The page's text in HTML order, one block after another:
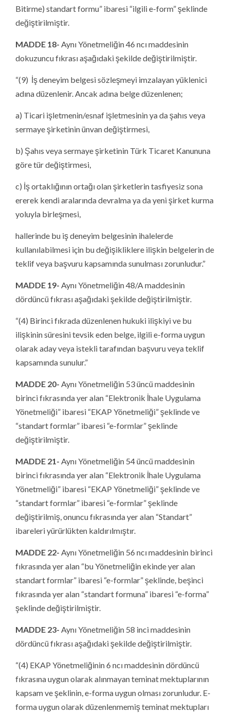
Bitirme) standart formu” ibaresi “ilgili e-form” şeklinde
değiştirilmiştir.
MADDE 18- Aynı Yönetmeliğin 46 ncı maddesinin
dokuzuncu fıkrası aşağıdaki şekilde değiştirilmiştir.
“(9) İş deneyim belgesi sözleşmeyi imzalayan yüklenici
adına düzenlenir. Ancak adına belge düzenlenen;
a) Ticari işletmenin/esnaf işletmesinin ya da şahıs veya
sermaye şirketinin ünvan değiştirmesi,
b) Şahıs veya sermaye şirketinin Türk Ticaret Kanununa
göre tür değiştirmesi,
c) İş ortaklığının ortağı olan şirketlerin tasfiyesiz sona
ererek kendi aralarında devralma ya da yeni şirket kurma
yoluyla birleşmesi,
hallerinde bu iş deneyim belgesinin ihalelerde
kullanılabilmesi için bu değişikliklere ilişkin belgelerin de
teklif veya başvuru kapsamında sunulması zorunludur.”
MADDE 19- Aynı Yönetmeliğin 48/A maddesinin
dördüncü fıkrası aşağıdaki şekilde değiştirilmiştir.
“(4) Birinci fıkrada düzenlenen hukuki ilişkiyi ve bu
ilişkinin süresini tevsik eden belge, ilgili e-forma uygun
olarak aday veya istekli tarafından başvuru veya teklif
kapsamında sunulur.”
MADDE 20- Aynı Yönetmeliğin 53 üncü maddesinin
birinci fıkrasında yer alan “Elektronik İhale Uygulama
Yönetmeliği” ibaresi “EKAP Yönetmeliği” şeklinde ve
“standart formlar” ibaresi “e-formlar” şeklinde
değiştirilmiştir.
MADDE 21- Aynı Yönetmeliğin 54 üncü maddesinin
birinci fıkrasında yer alan “Elektronik İhale Uygulama
Yönetmeliği” ibaresi “EKAP Yönetmeliği” şeklinde ve
“standart formlar” ibaresi “e-formlar” şeklinde
değiştirilmiş, onuncu fıkrasında yer alan “Standart”
ibareleri yürürlükten kaldırılmıştır.
MADDE 22- Aynı Yönetmeliğin 56 ncı maddesinin birinci
fıkrasında yer alan “bu Yönetmeliğin ekinde yer alan
standart formlar” ibaresi “e-formlar” şeklinde, beşinci
fıkrasında yer alan “standart formuna” ibaresi “e-forma”
şeklinde değiştirilmiştir.
MADDE 23- Aynı Yönetmeliğin 58 inci maddesinin
dördüncü fıkrası aşağıdaki şekilde değiştirilmiştir.
“(4) EKAP Yönetmeliğinin 6 ncı maddesinin dördüncü
fıkrasına uygun olarak alınmayan teminat mektuplarının
kapsam ve şeklinin, e-forma uygun olması zorunludur. E-
forma uygun olarak düzenlenmemiş teminat mektupları